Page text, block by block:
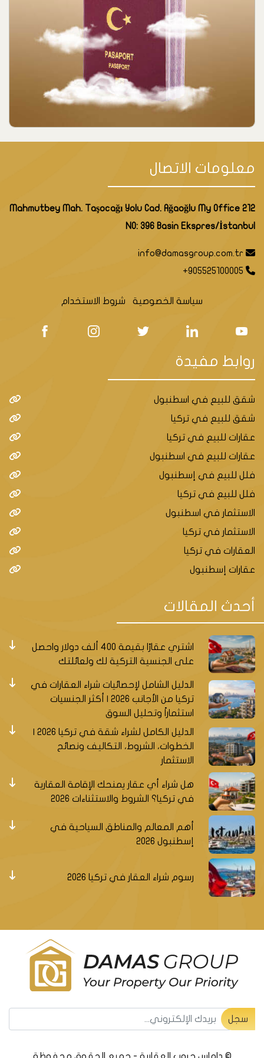
معلومات الاتصال
Mahmutbey Mah. Taşocağı Yolu Cad. Ağaoğlu My Office 212
NO: 396 Basin Ekspres/İstanbul
info@damasgroup.com.tr
+905525100005
سياسة الخصوصية شروط الاستخدام
روابط مفيدة
شقق للبيع في اسطنبول
شقق للبيع في تركيا
عقارات للبيع في تركيا
عقارات للبيع في اسطنبول
فلل للبيع في إسطنبول
فلل للبيع في تركيا
الاستثمار في اسطنبول
الاستثمار في تركيا
العقارات في تركيا
عقارات إسطنبول
أحدث المقالات
اشتري عقارًا بقيمة 400 ألف دولار واحصل
على الجنسية التركية لك ولعائلتك
الدليل الشامل لإحصائيات شراء العقارات في
تركيا من الأجانب 2026 | أكثر الجنسيات
استثماراً وتحليل السوق
الخطوات، الشروط، التكاليف ونصائح
الاستثمار
هل شراء أي عقار يمنحك الإقامة العقارية
في تركيا؟ الشروط والاستثناءات 2026
أهم المعالم والمناطق السياحية في
إسطنبول 2026
رسوم شراء العقار في تركيا 2026
سجل